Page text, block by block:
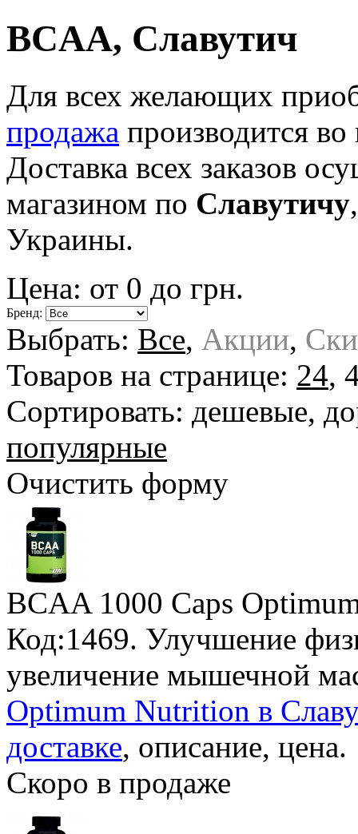
BCAA, Славутич
Для всех желающих
продажа производится
Доставка всех заказов
магазином по Славутичу
Украины.
Цена: от 0 до грн.
Бренд:
Выбрать: Все, Акции,
Товаров на странице: 24,
Сортировать: дешевые,
популярные
Очистить форму
BCAA 1000 Caps
Код:1469. Улучшение
увеличение мышечной
Optimum Nutrition в
доставке, описание, цена.
Скоро в продаже